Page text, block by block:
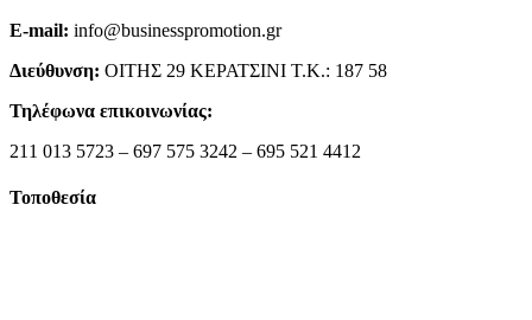
E-mail: info@businesspromotion.gr
Διεύθυνση: ΟΙΤΗΣ 29 ΚΕΡΑΤΣΙΝΙ Τ.Κ.: 187 58
Τηλέφωνα επικοινωνίας:
211 013 5723 – 697 575 3242 – 695 521 4412
Τοποθεσία